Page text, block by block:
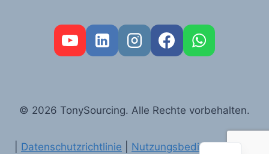
© 2026 TonySourcing. Alle Rechte vorbehalten.
Datenschutzrichtlinie Nutzungsbedingungen